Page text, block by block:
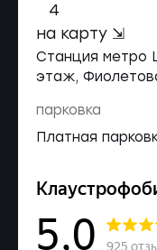
4
на карту ⇲
Станция метро
этаж,
парковка
Платная